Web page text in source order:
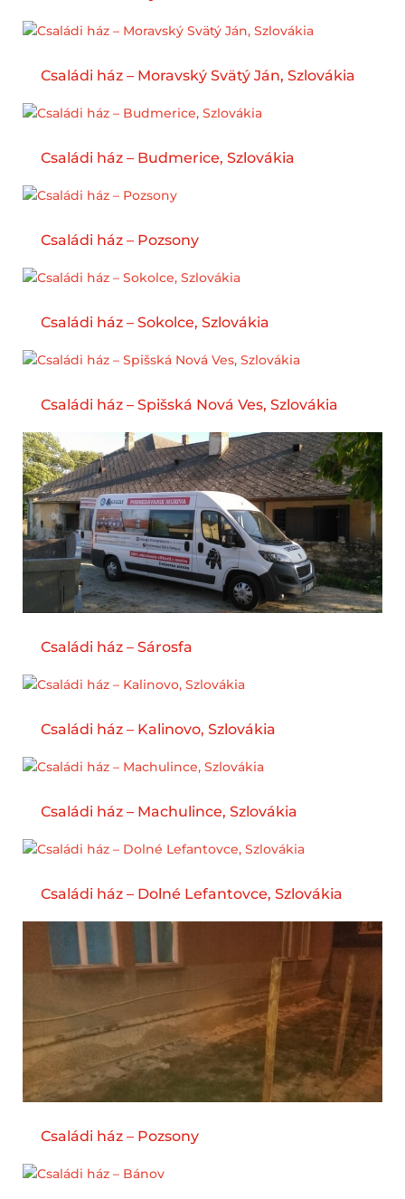
Családi ház – Moravský Svätý Ján, Szlovákia
Családi ház – Budmerice, Szlovákia
Családi ház – Pozsony
Családi ház – Sokolce, Szlovákia
Családi ház – Spišská Nová Ves, Szlovákia
Családi ház – Sárosfa
Családi ház – Kalinovo, Szlovákia
Családi ház – Machulince, Szlovákia
Családi ház – Dolné Lefantovce, Szlovákia
Családi ház – Pozsony